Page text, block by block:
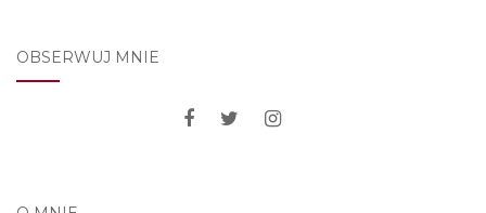
OBSERWUJ MNIE